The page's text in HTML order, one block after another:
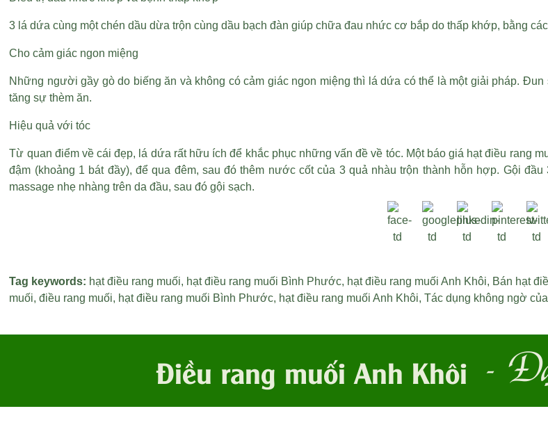
3 lá dứa cùng một chén dầu dừa trộn cùng dầu bạch đàn giúp chữa đau nhức cơ bắp do thấp khớp, bằng
Cho cảm giác ngon miệng
Những người gầy gò do biếng ăn và không có cảm giác ngon miệng thì lá dứa có thể là một giải pháp.
tăng sự thèm ăn.
Hiệu quả với tóc
Từ quan điểm về cái đẹp, lá dứa rất hữu ích để khắc phục những vấn đề về tóc. Một báo giá hạt điều rang
đậm (khoảng 1 bát đầy), để qua đêm, sau đó thêm nước cốt của 3 quả nhàu trộn thành hỗn hợp. Gội
massage nhẹ nhàng trên da đầu, sau đó gội sạch.
Tag keywords: hạt điều rang muối, hạt điều rang muối Bình Phước, hạt điều rang muối Anh Khôi, Bán hạt
muối,điều rang muối, hạt điều rang muối Bình Phước, hạt điều rang muối Anh Khôi,Tác dụng không ngờ
Điều rang muối Anh Khôi -